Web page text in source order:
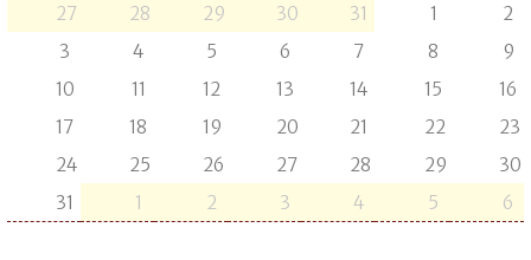
27 28 29 30 31 1
2
3
4 5 6 7 8
9
10
11 12 13 14 15
16
17
18 19 20 21 22
23
24
25 26 27 28 29
30
31
1 2 3 4 5 6